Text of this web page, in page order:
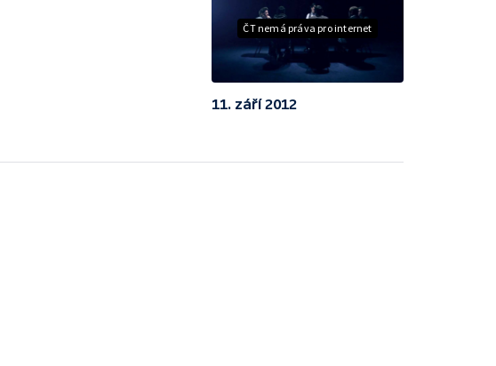
ČT nemá práva pro internet
11. září 2012